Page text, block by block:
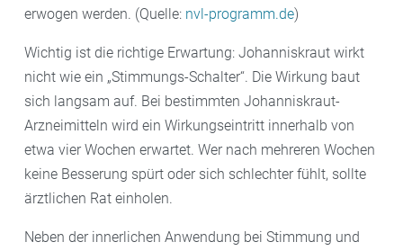
erwogen werden. (Quelle: nvl-programm.de)
Wichtig ist die richtige Erwartung: Johanniskraut wirkt
nicht wie ein „Stimmungs-Schalter“. Die Wirkung baut
sich langsam auf. Bei bestimmten Johanniskraut-
Arzneimitteln wird ein Wirkungseintritt innerhalb von
etwa vier Wochen erwartet. Wer nach mehreren Wochen
keine Besserung spürt oder sich schlechter fühlt, sollte
ärztlichen Rat einholen.
Neben der innerlichen Anwendung bei Stimmung und